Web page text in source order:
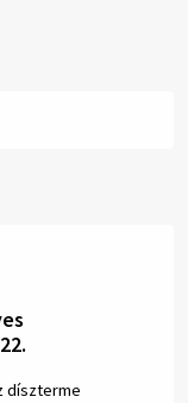
díszterme